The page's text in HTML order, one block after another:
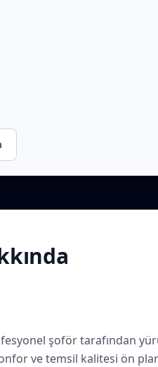
şoför tarafından
ve temsil kalitesi ön